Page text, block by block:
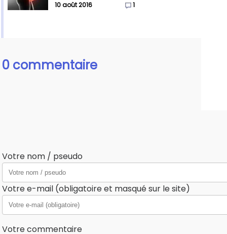
10 août 2016 1
0 commentaire
Votre nom / pseudo
Votre e-mail (obligatoire et masqué sur le site)
Votre commentaire